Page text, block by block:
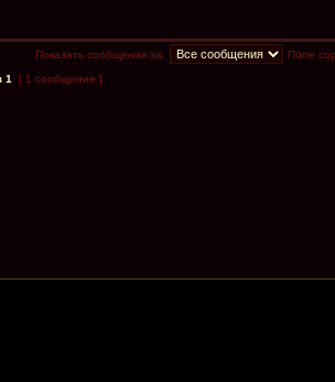
Показать сообщения за:
Поле
1 [ 1 сообщение ]